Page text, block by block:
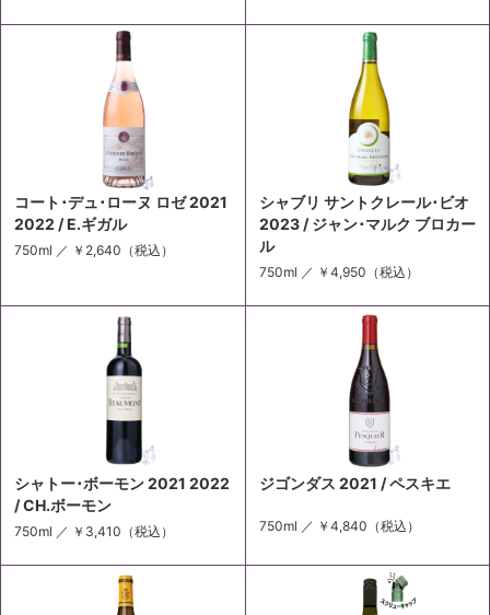
コート･デュ･ローヌ ロゼ 2021
2022 / E.ギガル
750ml ／ ￥2,640 （税込）
シャブリ サントクレール･ビオ
2023 / ジャン･マルク ブロカー
ル
750ml ／ ￥4,950 （税込）
シャトー･ボーモン 2021 2022
/ CH.ボーモン
750ml ／ ￥3,410 （税込）
ジゴンダス 2021 / ペスキエ
750ml ／ ￥4,840 （税込）